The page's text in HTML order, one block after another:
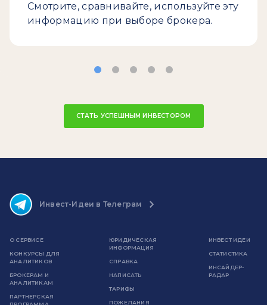
Смотрите, сравнивайте, используйте эту
информацию при выборе брокера.
СТАТЬ УСПЕШНЫМ ИНВЕСТОРОМ
Инвест-Идеи в Телеграм
О СЕРВИСЕ
КОНКУРСЫ ДЛЯ
АНАЛИТИКОВ
БРОКЕРАМ И
АНАЛИТИКАМ
ПАРТНЕРСКАЯ
ЮРИДИЧЕСКАЯ
ИНФОРМАЦИЯ
СПРАВКА
НАПИСАТЬ
ТАРИФЫ
ПОЖЕЛАНИЯ
ИНВЕСТ ИДЕИ
СТАТИСТИКА
ИНСАЙДЕР-
РАДАР